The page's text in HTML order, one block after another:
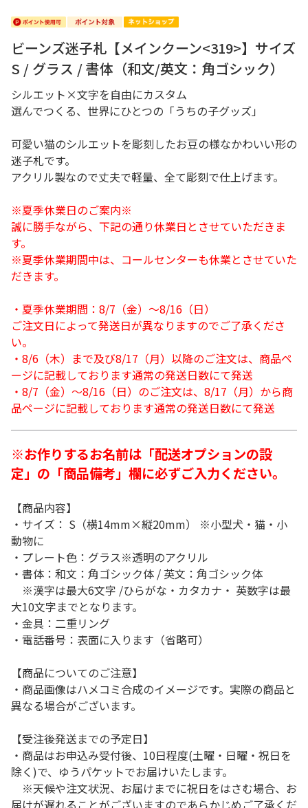
ビーンズ迷子札【メインクーン<319>】サイズ
S / グラス / 書体（和文/英文：角ゴシック）
シルエット×文字を自由にカスタム
選んでつくる、世界にひとつの「うちの子グッズ」
可愛い猫のシルエットを彫刻したお豆の様なかわいい形の
迷子札です。
アクリル製なので丈夫で軽量、全て彫刻で仕上げます。
※夏季休業日のご案内※
誠に勝手ながら、下記の通り休業日とさせていただきま
す。
※夏季休業期間中は、コールセンターも休業とさせていた
だきます。
・夏季休業期間：8/7（金）～8/16（日）
ご注文日によって発送日が異なりますのでご了承くださ
い。
・8/6（木）まで及び8/17（月）以降のご注文は、商品ペ
ージに記載しております通常の発送日数にて発送
・8/7（金）～8/16（日）のご注文は、8/17（月）から商
品ページに記載しております通常の発送日数にて発送
※お作りするお名前は「配送オプションの設
定」の「商品備考」欄に必ずご入力ください。
【商品内容】
・サイズ： S（横14mm×縦20mm） ※小型犬・猫・小
動物に
・プレート色：グラス※透明のアクリル
・書体：和文：角ゴシック体 / 英文：角ゴシック体
※漢字は最大6文字 /ひらがな・カタカナ・ 英数字は最
大10文字までとなります。
・金具：二重リング
・電話番号：表面に入ります（省略可）
【商品についてのご注意】
・商品画像はハメコミ合成のイメージです。実際の商品と
異なる場合がございます。
【受注後発送までの予定日】
・商品はお申込み受付後、10日程度(土曜・日曜・祝日を
除く)で、ゆうパケットでお届けいたします。
※天候や注文状況、お届けまでに祝日をはさむ場合、お
届けが遅れることがございますのであらかじめご了承くだ